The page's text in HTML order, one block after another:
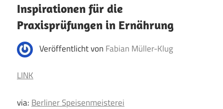
Inspirationen für die
Praxisprüfungen in Ernährung
Veröffentlicht von Fabian Müller-Klug
LINK
via: Berliner Speisenmeisterei